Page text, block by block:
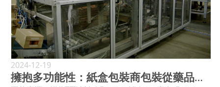
過包裝體現了他們對永續發展的承諾。 2022 年，全球永
續包裝產業價值約為 3,500 億美元，預計到 2035 年底將
達到約 5,500 億美元。 永續包裝不僅是為了回應消費者的
呼聲，更是為了符合日益嚴格的環境法規，實現企業的社
會責任。 Berlin Packaging 的永續發展團隊也透過進行生
命週期分析 (LCA) 來幫助客戶量化其產品在整個生命週期
中對環境的影響。 在開發永續包裝解決方案中 LCA 是評估
拜世界貿易中心。 （塑膠、回收、石化、包裝和橡膠）。
www.arabplast.info Gulf Print & Pack 2025 ： 2025 年
1 月 14 日至 16 日，沙烏地阿拉伯利雅德利雅德前線展覽
會議中心。 （印刷和包裝）。
www.gulfprintpack.com/riyadh/ FESPA 中東 ： 2025
年 1 月 20-22 日，阿聯酋杜拜杜拜展覽中心。 （印刷和標
誌）。 www.fespamiddleeast.com 紙及紙巾展 ： 2025
2024-12-19
擁抱多功能性：紙盒包裝商包裝從藥品到塔巴斯科醬的所有物品